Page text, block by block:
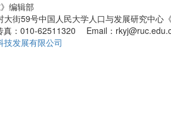
编辑部
大街59号中国人民大学人口与发展研究中
：010-62511320 Email：
技发展有限公司